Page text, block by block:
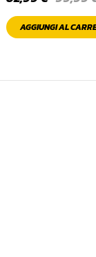
AGGIUNGI AL